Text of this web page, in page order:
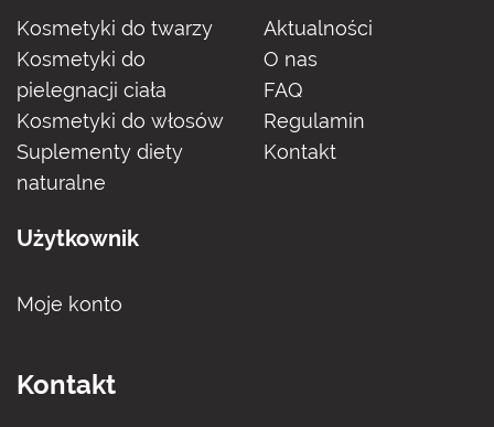
Kosmetyki do twarzy
Kosmetyki do
pielegnacji ciała
Kosmetyki do włosów
Suplementy diety
naturalne
Aktualności
O nas
FAQ
Regulamin
Kontakt
Użytkownik
Moje konto
Kontakt